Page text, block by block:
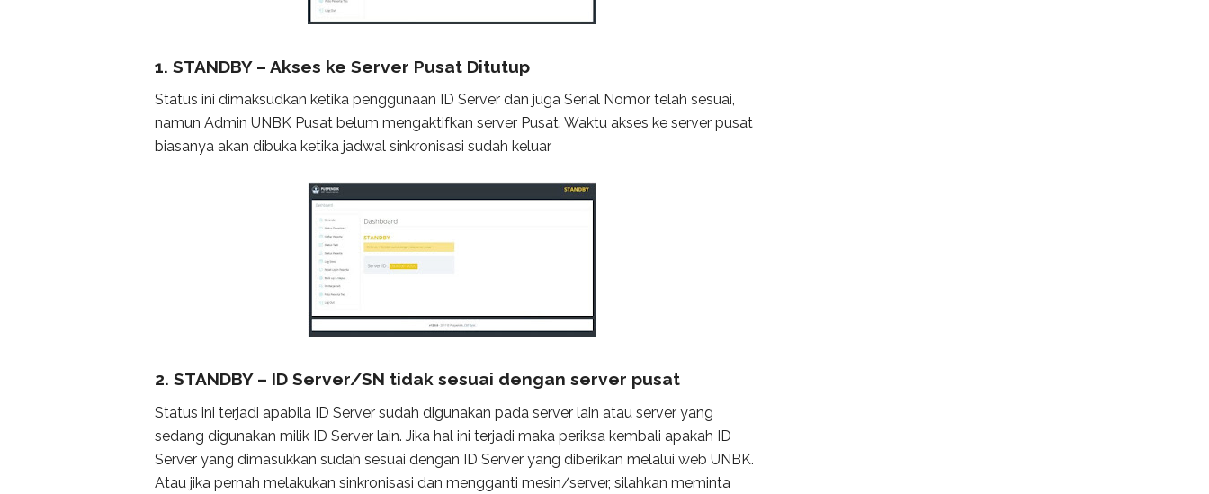
1. STANDBY – Akses ke Server Pusat Ditutup
Status ini dimaksudkan ketika penggunaan ID Server dan juga Serial Nomor telah sesuai,
namun Admin UNBK Pusat belum mengaktifkan server Pusat. Waktu akses ke server pusat
biasanya akan dibuka ketika jadwal sinkronisasi sudah keluar
2. STANDBY – ID Server/SN tidak sesuai dengan server pusat
Status ini terjadi apabila ID Server sudah digunakan pada server lain atau server yang
sedang digunakan milik ID Server lain. Jika hal ini terjadi maka periksa kembali apakah ID
Server yang dimasukkan sudah sesuai dengan ID Server yang diberikan melalui web UNBK.
Atau jika pernah melakukan sinkronisasi dan mengganti mesin/server, silahkan meminta